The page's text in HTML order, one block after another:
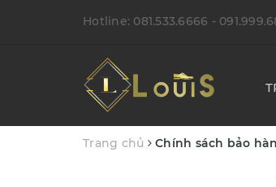
Hotline: 081.533.6666 -
Trang chủ Chính sách bảo